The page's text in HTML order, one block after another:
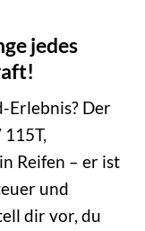
jedes
Erlebnis? Der
Reifen – er ist
und
dir vor, du